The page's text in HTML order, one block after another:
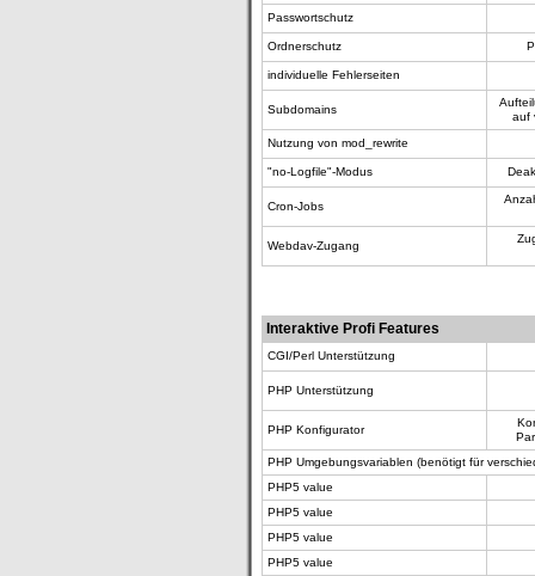
Passwortschutz
Ordnerschutz
individuelle Fehlerseiten
Subdomains
auf
Nutzung von mod_rewrite
"no-Logfile"-Modus
Cron-Jobs
Webdav-Zugang
Interaktive Profi Features
CGI/Perl Unterstützung
PHP Unterstützung
PHP Konfigurator
PHP Umgebungsvariablen (benötigt für
PHP5 value
PHP5 value
PHP5 value
PHP5 value